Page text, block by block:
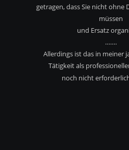
getragen, dass Sie nicht ohne
müssen
und Ersatz
…….
Allerdings ist das in meiner
Tätigkeit als
noch nicht